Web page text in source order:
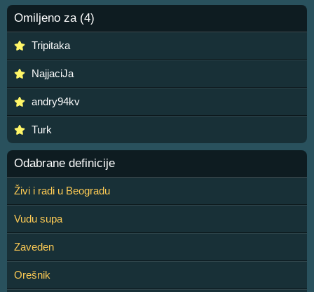
Omiljeno za (4)
Tripitaka
NajjaciJa
andry94kv
Turk
Odabrane definicije
Živi i radi u Beogradu
Vudu supa
Zaveden
Orešnik